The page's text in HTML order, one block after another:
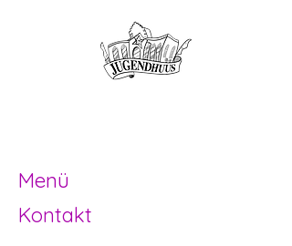
Menü
Kontakt